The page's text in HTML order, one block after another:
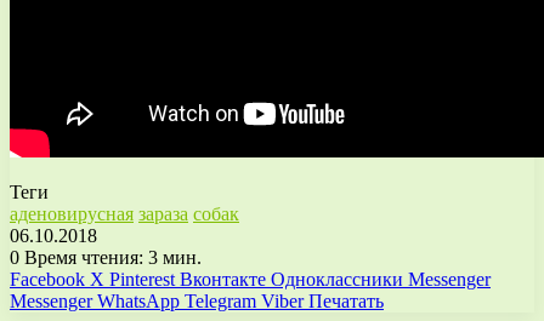
Теги
аденовирусная зараза собак
06.10.2018
0 Время чтения: 3 мин.
Facebook X Pinterest Вконтакте Одноклассники Messenger
Messenger WhatsApp Telegram Viber Печатать